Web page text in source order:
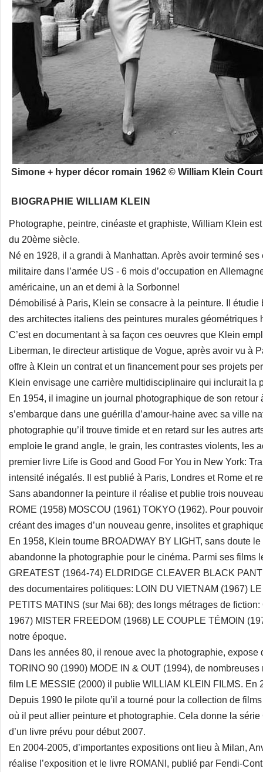
Simone + hyper décor romain 1962 © William Klein
BIOGRAPHIE WILLIAM KLEIN
Photographe, peintre, cinéaste et graphiste, William Klein
du 20ème siècle.
Né en 1928, il a grandi à Manhattan. Après avoir terminé
militaire dans l’armée US - 6 mois d’occupation en
américaine, un an et demi à la Sorbonne!
Démobilisé à Paris, Klein se consacre à la peinture. Il
des architectes italiens des peintures murales géométriques
C’est en documentant à sa façon ces oeuvres que Klein
Liberman, le directeur artistique de Vogue, après avoir vu à
offre à Klein un contrat et un financement pour ses projets
Klein envisage une carrière multidisciplinaire qui inclurait la
En 1954, il imagine un journal photographique de son
s’embarque dans une guérilla d’amour-haine avec sa ville
photographie qu’il trouve timide et en retard sur les autres
emploie le grand angle, le grain, les contrastes violents, les
premier livre Life is Good and Good For You in New York:
intensité inégalés. Il est publié à Paris, Londres et Rome et
Sans abandonner la peinture il réalise et publie trois
ROME (1958) MOSCOU (1961) TOKYO (1962). Pour
créant des images d’un nouveau genre, insolites et
En 1958, Klein tourne BROADWAY BY LIGHT, sans doute
abandonne la photographie pour le cinéma. Parmi ses films
GREATEST (1964-74) ELDRIDGE CLEAVER BLACK
des documentaires politiques: LOIN DU VIETNAM (1967)
PETITS MATINS (sur Mai 68); des longs métrages de
1967) MISTER FREEDOM (1968) LE COUPLE TÉMOIN
notre époque.
Dans les années 80, il renoue avec la photographie,
TORINO 90 (1990) MODE IN & OUT (1994), de
film LE MESSIE (2000) il publie WILLIAM KLEIN FILMS. En
Depuis 1990 le pilote qu’il a tourné pour la collection de
où il peut allier peinture et photographie. Cela donne la
d’un livre prévu pour début 2007.
En 2004-2005, d’importantes expositions ont lieu à Milan,
réalise l’exposition et le livre ROMANI, publié par Fendi-